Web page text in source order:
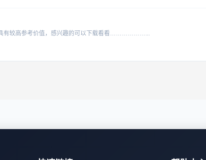
具有较高参考价值，感兴趣的可以下载看看………………...